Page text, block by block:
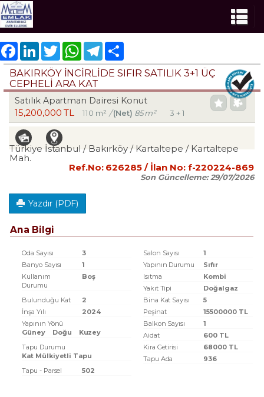
FacebookLinkedInTwitter WhatsAppTelegram
BAKIRKÖY İNCİRLİDE SIFIR SATILIK 3+1 ÜÇ
CEPHELİ ARA KAT
Satılık Apartman Dairesi Konut
15,200,000 TL 110 m² /(Net) 85 m² 3 + 1
Türkiye İstanbul / Bakırköy/ Kartaltepe / Kartaltepe
Mah.
Ref.No: 626285 / İlan No: f-220224-869
Son Güncelleme:29/07/2026
Yazdır (PDF)
Ana Bilgi
Oda Sayısı 3 Salon Sayısı
1
Banyo Sayısı
1 Yapının Durumu
Sıfır
Kullanım
Durumu
Boş Isıtma
Kombi
Yakıt Tipi
Doğalgaz
Bulunduğu Kat
2 Bina Kat Sayısı
5
İnşa Yılı
2024 Peşinat
15500000 TL
Yapının Yönü
Güney
Doğu Kuzey
Balkon Sayısı
1
Aidat
600 TL
Tapu Durumu
Kat Mülkiyetli Tapu
Kira Getirisi
68000 TL
Tapu Ada
936
Tapu - Parsel
502